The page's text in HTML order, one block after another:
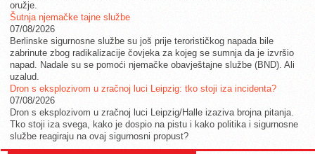
oružje.
Šutnja njemačke tajne službe
07/08/2026
Berlinske sigurnosne službe su još prije terorističkog napada bile
zabrinute zbog radikalizacije čovjeka za kojeg se sumnja da je izvršio
napad. Nadale su se pomoći njemačke obavještajne službe (BND). Ali
uzalud.
Dron s eksplozivom u zračnoj luci Leipzig: tko stoji iza incidenta?
07/08/2026
Dron s eksplozivom u zračnoj luci Leipzig/Halle izaziva brojna pitanja.
Tko stoji iza svega, kako je dospio na pistu i kako politika i sigurnosne
službe reagiraju na ovaj sigurnosni propust?